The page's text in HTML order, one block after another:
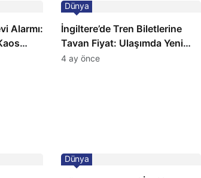
Alarmı:
İngiltere’de Tren Biletlerine
Tavan Fiyat: Ulaşımda Yeni
Düzenleme
Dünya
4 ay önce
Dünya